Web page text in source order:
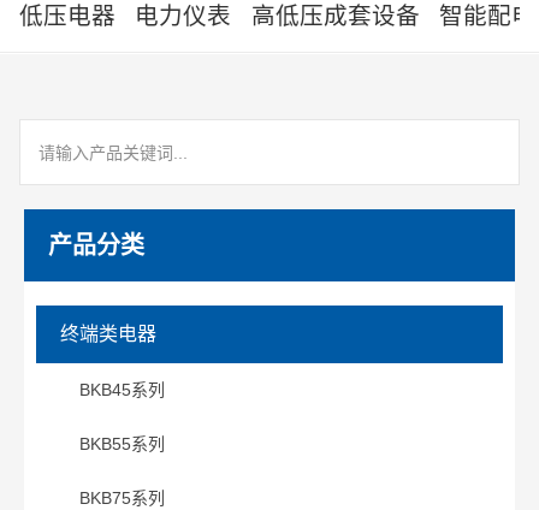
低压电器 电力仪表 高低压成套设备 智能配
产品分类
终端类电器
BKB45系列
BKB55系列
BKB75系列